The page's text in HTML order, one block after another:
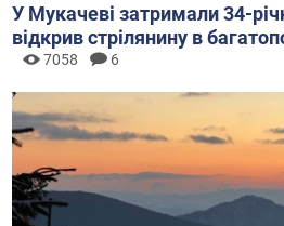
У Мукачеві затримали 34-
відкрив стрілянину в
7058 6